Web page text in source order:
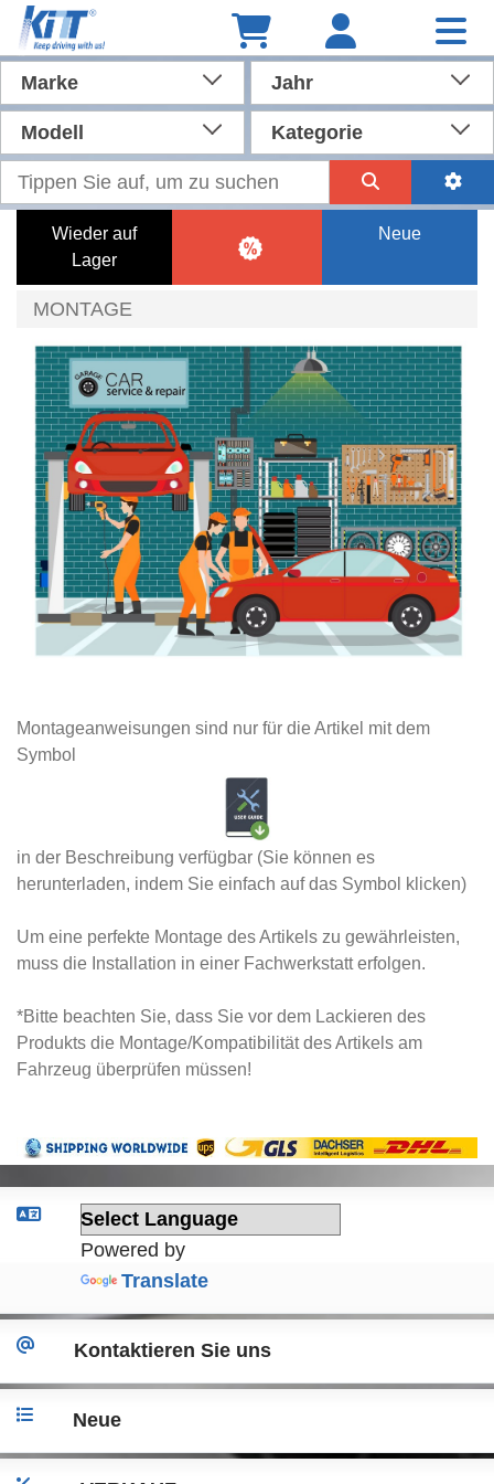
Marke Jahr
Modell Kategorie
Wieder auf
Lager
Neue
MONTAGE
Montageanweisungen sind nur für die Artikel mit dem
Symbol
in der Beschreibung verfügbar (Sie können es
herunterladen, indem Sie einfach auf das Symbol klicken)
Um eine perfekte Montage des Artikels zu gewährleisten,
muss die Installation in einer Fachwerkstatt erfolgen.
*Bitte beachten Sie, dass Sie vor dem Lackieren des
Produkts die Montage/Kompatibilität des Artikels am
Fahrzeug überprüfen müssen!
Powered by
Translate
Kontaktieren Sie uns
Neue